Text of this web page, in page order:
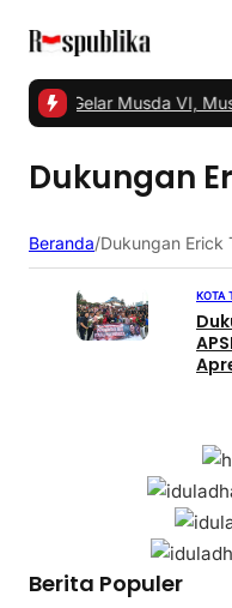
Gelar Musda VI,
Dukungan
Beranda/Dukungan Erick
KOTA
Berita Populer